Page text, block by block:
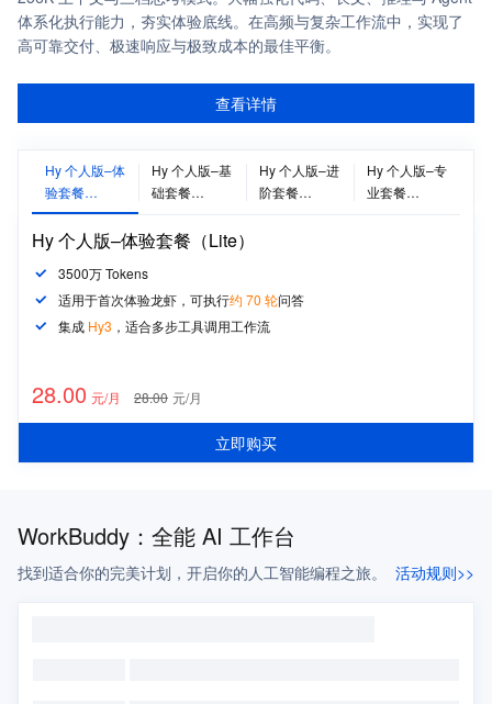
体系化执行能力，夯实体验底线。在高频与复杂工作流中，实现了
高可靠交付、极速响应与极致成本的最佳平衡。
查看详情
Hy 个人版–体
验套餐
（Lite）
Hy 个人版–基
础套餐
Hy 个人版–进
阶套餐
Hy 个人版–专
业套餐
Hy 个人版–体验套餐（Lite）
3500万 Tokens
适用于首次体验龙虾，可执行约 70 轮问答
集成 Hy3 ，适合多步工具调用工作流
28.00 元/月 28.00 元/月
立即购买
WorkBuddy：全能 AI 工作台
找到适合你的完美计划，开启你的人工智能编程之旅。 活动规则>>